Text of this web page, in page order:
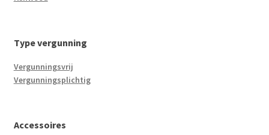
Type vergunning
Vergunningsvrij
Vergunningsplichtig
Accessoires